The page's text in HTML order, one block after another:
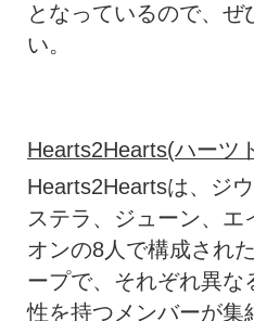
となっているので、ぜ
い。
Hearts2Hearts(ハーツ
Hearts2Heartsは、ジ
ステラ、ジューン、エ
オンの8人で構成され
ープで、それぞれ異な
性を持つメンバーが集